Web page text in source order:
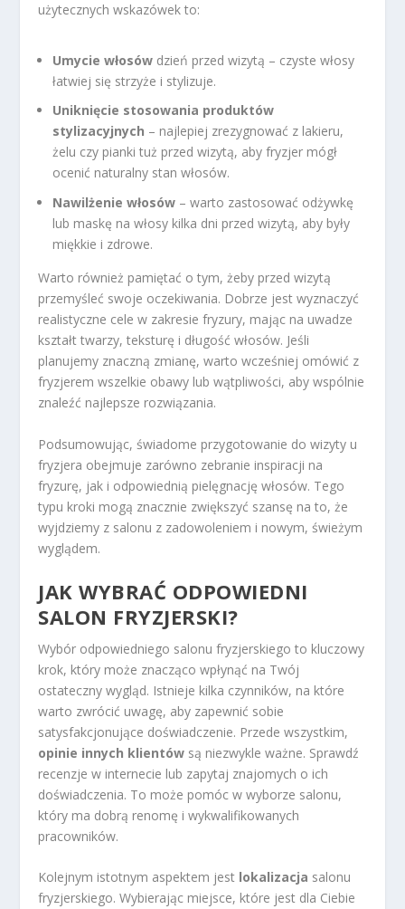
użytecznych wskazówek to:
Umycie włosów dzień przed wizytą – czyste włosy
łatwiej się strzyże i stylizuje.
Uniknięcie stosowania produktów
stylizacyjnych – najlepiej zrezygnować z lakieru,
żelu czy pianki tuż przed wizytą, aby fryzjer mógł
ocenić naturalny stan włosów.
Nawilżenie włosów – warto zastosować odżywkę
lub maskę na włosy kilka dni przed wizytą, aby były
miękkie i zdrowe.
Warto również pamiętać o tym, żeby przed wizytą
przemyśleć swoje oczekiwania. Dobrze jest wyznaczyć
realistyczne cele w zakresie fryzury, mając na uwadze
kształt twarzy, teksturę i długość włosów. Jeśli
planujemy znaczną zmianę, warto wcześniej omówić z
fryzjerem wszelkie obawy lub wątpliwości, aby wspólnie
znaleźć najlepsze rozwiązania.
Podsumowując, świadome przygotowanie do wizyty u
fryzjera obejmuje zarówno zebranie inspiracji na
fryzurę, jak i odpowiednią pielęgnację włosów. Tego
typu kroki mogą znacznie zwiększyć szansę na to, że
wyjdziemy z salonu z zadowoleniem i nowym, świeżym
wyglądem.
JAK WYBRAĆ ODPOWIEDNI
SALON FRYZJERSKI?
Wybór odpowiedniego salonu fryzjerskiego to kluczowy
krok, który może znacząco wpłynąć na Twój
ostateczny wygląd. Istnieje kilka czynników, na które
warto zwrócić uwagę, aby zapewnić sobie
satysfakcjonujące doświadczenie. Przede wszystkim,
opinie innych klientów są niezwykle ważne. Sprawdź
recenzje w internecie lub zapytaj znajomych o ich
doświadczenia. To może pomóc w wyborze salonu,
który ma dobrą renomę i wykwalifikowanych
pracowników.
Kolejnym istotnym aspektem jest lokalizacja salonu
fryzjerskiego. Wybierając miejsce, które jest dla Ciebie